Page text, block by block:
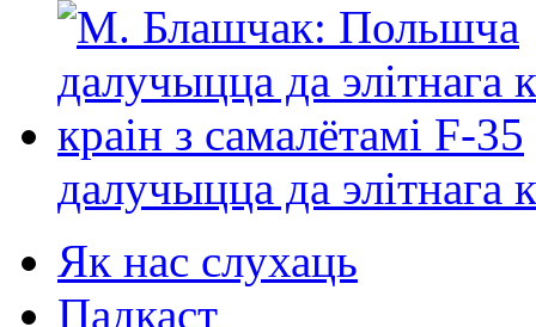
далучыцца да элітнага
Як нас слухаць
Падкаст